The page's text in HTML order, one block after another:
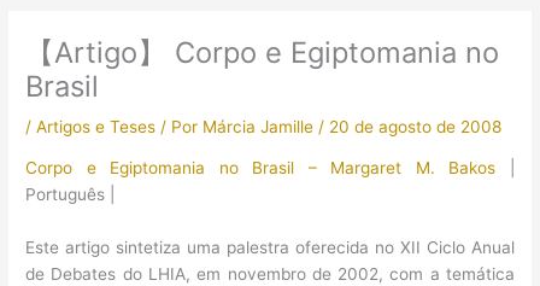
【Artigo】 Corpo e Egiptomania no
Brasil
/Artigos e Teses / Por Márcia Jamille / 20 de agosto de 2008
Corpo e Egiptomania no Brasil – Margaret M. Bakos
Português |
Este artigo sintetiza uma palestra oferecida no XII Ciclo Anual
de Debates do LHIA, em novembro de 2002, com a temática